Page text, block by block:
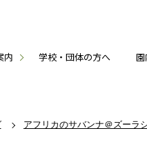
内 学校・団体の方へ
アフリカのサバンナ＠ズーラ